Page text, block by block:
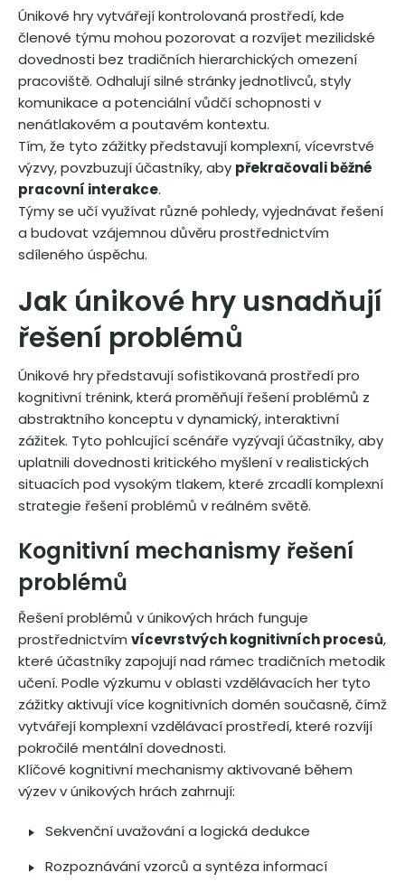
Únikové hry vytvářejí kontrolovaná prostředí, kde
členové týmu mohou pozorovat a rozvíjet mezilidské
dovednosti bez tradičních hierarchických omezení
pracoviště. Odhalují silné stránky jednotlivců, styly
komunikace a potenciální vůdčí schopnosti v
nenátlakovém a poutavém kontextu.
Tím, že tyto zážitky představují komplexní, vícevrstvé
výzvy, povzbuzují účastníky, aby překračovali běžné
pracovní interakce.
Týmy se učí využívat různé pohledy, vyjednávat řešení
a budovat vzájemnou důvěru prostřednictvím
sdíleného úspěchu.
Jak únikové hry usnadňují
řešení problémů
Únikové hry představují sofistikovaná prostředí pro
kognitivní trénink, která proměňují řešení problémů z
abstraktního konceptu v dynamický, interaktivní
zážitek. Tyto pohlcující scénáře vyzývají účastníky, aby
uplatnili dovednosti kritického myšlení v realistických
situacích pod vysokým tlakem, které zrcadlí komplexní
strategie řešení problémů v reálném světě.
Kognitivní mechanismy řešení
problémů
Řešení problémů v únikových hrách funguje
prostřednictvím vícevrstvých kognitivních procesů,
které účastníky zapojují nad rámec tradičních metodik
učení. Podle výzkumu v oblasti vzdělávacích her tyto
zážitky aktivují více kognitivních domén současně, čímž
vytvářejí komplexní vzdělávací prostředí, které rozvíjí
pokročilé mentální dovednosti.
Klíčové kognitivní mechanismy aktivované během
výzev v únikových hrách zahrnují:
Sekvenční uvažování a logická dedukce
Rozpoznávání vzorců a syntéza informací